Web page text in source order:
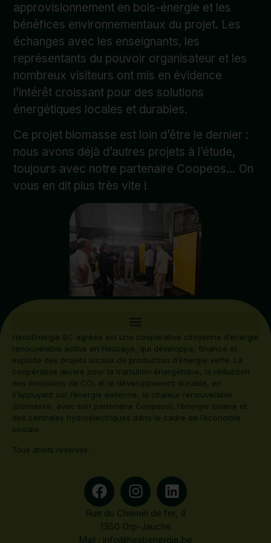
approvisionnement en bois-énergie et les
bénéfices environnementaux du projet. Les
échanges avec les enseignants, les
représentants du pouvoir organisateur et les
nombreux visiteurs ont mis en évidence
l’intérêt croissant pour des solutions
énergétiques locales et durables.
Ce projet biomasse est loin d’être le dernier :
nous avons déjà d’autres projets à l’étude,
toujours avec notre partenaire Coopeos… On
vous en dit plus très vite !
HesbEnergie SC agréée est une coopérative citoyenne d’énergie
renouvelable active en Hesbaye, qui développe, finance et
exploite des projets locaux de production d’énergie verte. La
coopérative œuvre pour la transition énergétique, la réduction
des émissions de CO₂ et le développement durable, en
s’appuyant sur l’énergie éolienne, la chaleur renouvelable
(biomasse, avec son partenaire Coopeos), l’énergie solaire et
des centrales hydroélectriques dans le cadre de l’économie
sociale.
Tous droits réservés.
Rue du Chemin de fer, 4
1350 Orp-Jauche
Mail : info@hesbenergie.be